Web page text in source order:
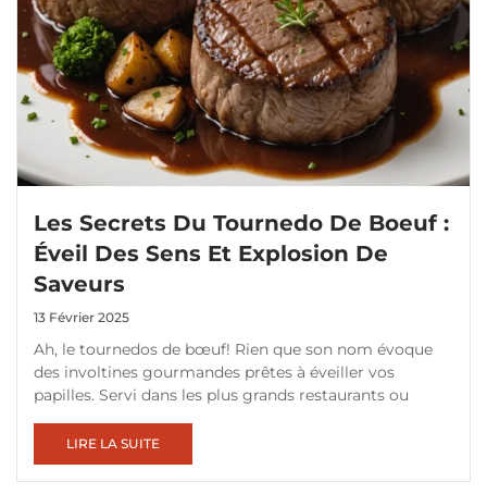
Les Secrets Du Tournedo De Boeuf :
Éveil Des Sens Et Explosion De
Saveurs
13 Février 2025
Ah, le tournedos de bœuf! Rien que son nom évoque
des involtines gourmandes prêtes à éveiller vos
papilles. Servi dans les plus grands restaurants ou
LIRE LA SUITE